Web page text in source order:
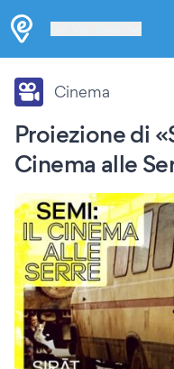
Proiezione di
Cinema alle
Cinema